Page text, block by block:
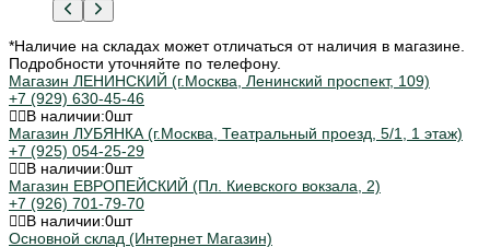
*Наличие на складах может отличаться от наличия в магазине.
Подробности уточняйте по телефону.
Магазин ЛЕНИНСКИЙ (г.Москва, Ленинский проспект, 109)
+7 (929) 630-45-46
В наличии:0шт
Магазин ЛУБЯНКА (г.Москва, Театральный проезд, 5/1, 1 этаж)
+7 (925) 054-25-29
В наличии:0шт
Магазин ЕВРОПЕЙСКИЙ (Пл. Киевского вокзала, 2)
+7 (926) 701-79-70
В наличии:0шт
Основной склад (Интернет Магазин)